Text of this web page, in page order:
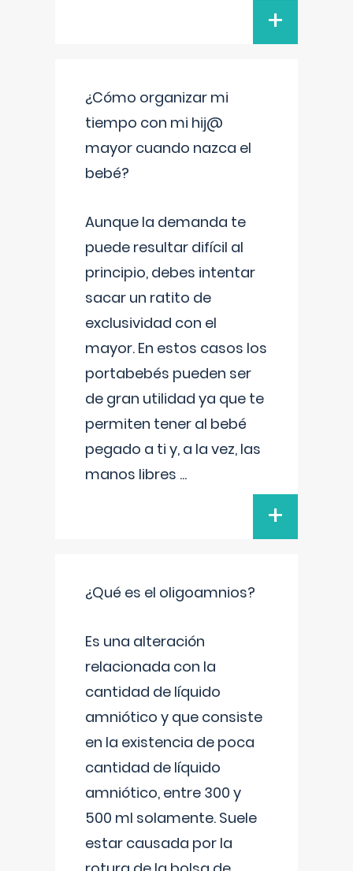
+
¿Cómo organizar mi
tiempo con mi hij@
mayor cuando nazca el
bebé?
Aunque la demanda te
puede resultar difícil al
principio, debes intentar
sacar un ratito de
exclusividad con el
mayor. En estos casos los
portabebés pueden ser
de gran utilidad ya que te
permiten tener al bebé
pegado a ti y, a la vez, las
manos libres ...
+
¿Qué es el oligoamnios?
Es una alteración
relacionada con la
cantidad de líquido
amniótico y que consiste
en la existencia de poca
cantidad de líquido
amniótico, entre 300 y
500 ml solamente. Suele
estar causada por la